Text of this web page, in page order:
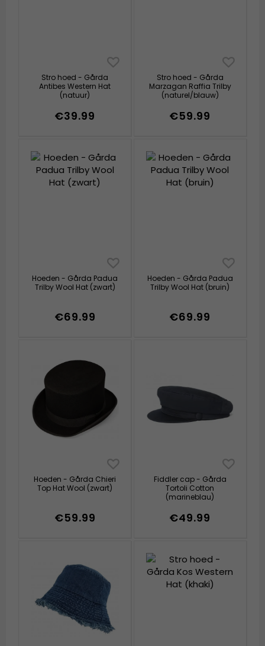
Stro hoed - Gårda
Antibes Western Hat
(natuur)
€39.99
Stro hoed - Gårda
Marzagan Raffia Trilby
(naturel/blauw)
€59.99
Hoeden - Gårda Padua
Trilby Wool Hat (zwart)
€69.99
Hoeden - Gårda Padua
Trilby Wool Hat (bruin)
€69.99
Hoeden - Gårda Chieri
Top Hat Wool (zwart)
€59.99
Fiddler cap - Gårda
Tortoli Cotton
(marineblau)
€49.99